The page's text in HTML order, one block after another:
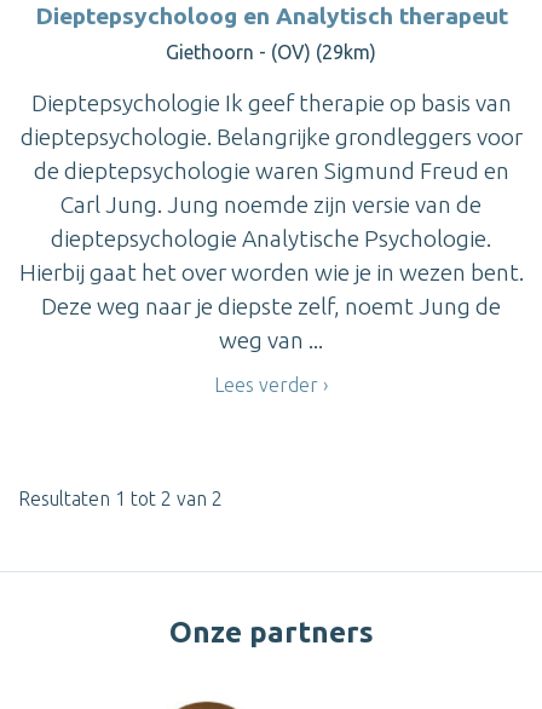
Dieptepsycholoog en Analytisch therapeut
Giethoorn - (OV) (29km)
Dieptepsychologie Ik geef therapie op basis van
dieptepsychologie. Belangrijke grondleggers voor
de dieptepsychologie waren Sigmund Freud en
Carl Jung. Jung noemde zijn versie van de
dieptepsychologie Analytische Psychologie.
Hierbij gaat het over worden wie je in wezen bent.
Deze weg naar je diepste zelf, noemt Jung de
weg van ...
Lees verder
Resultaten 1 tot 2 van 2
Onze partners